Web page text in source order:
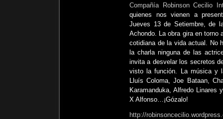
Compañía Robinson Cecilio
quienes nos vienen a
Jueves 13 de Setiembre, de
Achondo. La obra gira en torno
cotidiana de la vida actual. No
la charla ninguna de las
invita a desvelar los secretos
visto la función. La música y
Lluís Coloma, Joe Bataan,
Karamanduka, Alfredo Linares
X Alfonso…¡Gózalo!
http://